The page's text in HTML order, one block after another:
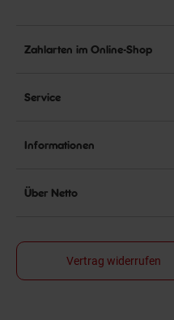
Zahlarten im Online-Shop
Service
Informationen
Über Netto
Vertrag widerrufen